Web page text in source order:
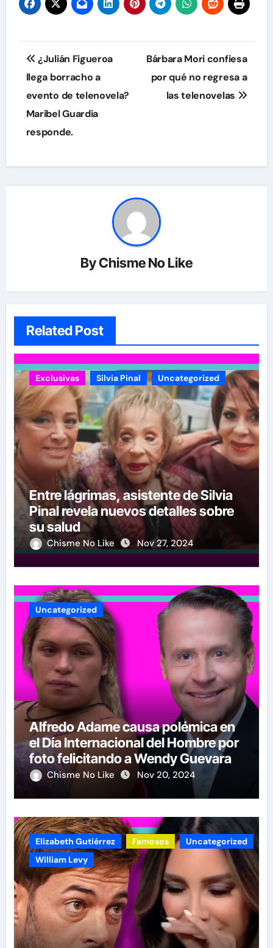
Navegación
de
entradas
¿Julián Figueroa
llega borracho a
evento de telenovela?
Maribel Guardia
responde.
Bárbara Mori confiesa
por qué no regresa a
las telenovelas
ByChisme No Like
Related Post
Exclusivas Silvia Pinal Uncategorized
Entre lágrimas, asistente de Silvia
Pinal revela nuevos detalles sobre
su salud
Chisme No Like Nov 27, 2024
Uncategorized
Alfredo Adame causa polémica en
el Día Internacional del Hombre por
foto felicitando a Wendy Guevara
Chisme No Like Nov 20, 2024
Elizabeth Gutiérrez Famosos
Uncategorized
William Levy